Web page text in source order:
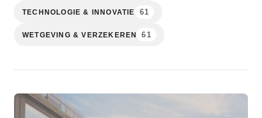
TECHNOLOGIE & INNOVATIE 61
WETGEVING & VERZEKEREN 61